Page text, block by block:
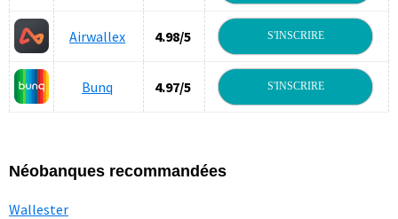
Airwallex 4.98/5 S'INSCRIRE
Bunq 4.97/5 S'INSCRIRE
Néobanques recommandées
Wallester